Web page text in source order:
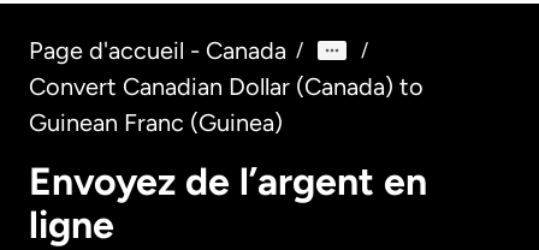
Page d'accueil - Canada / /
Convert Canadian Dollar (Canada) to
Guinean Franc (Guinea)
Envoyez de l’argent en
ligne